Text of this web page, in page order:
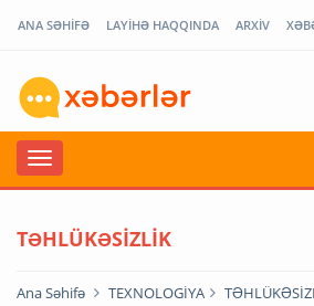
ANA SƏHİFƏ LAYİHƏ HAQQINDA ARXİV
TƏHLÜKƏSİZLİK
Ana Səhifə TEXNOLOGİYA